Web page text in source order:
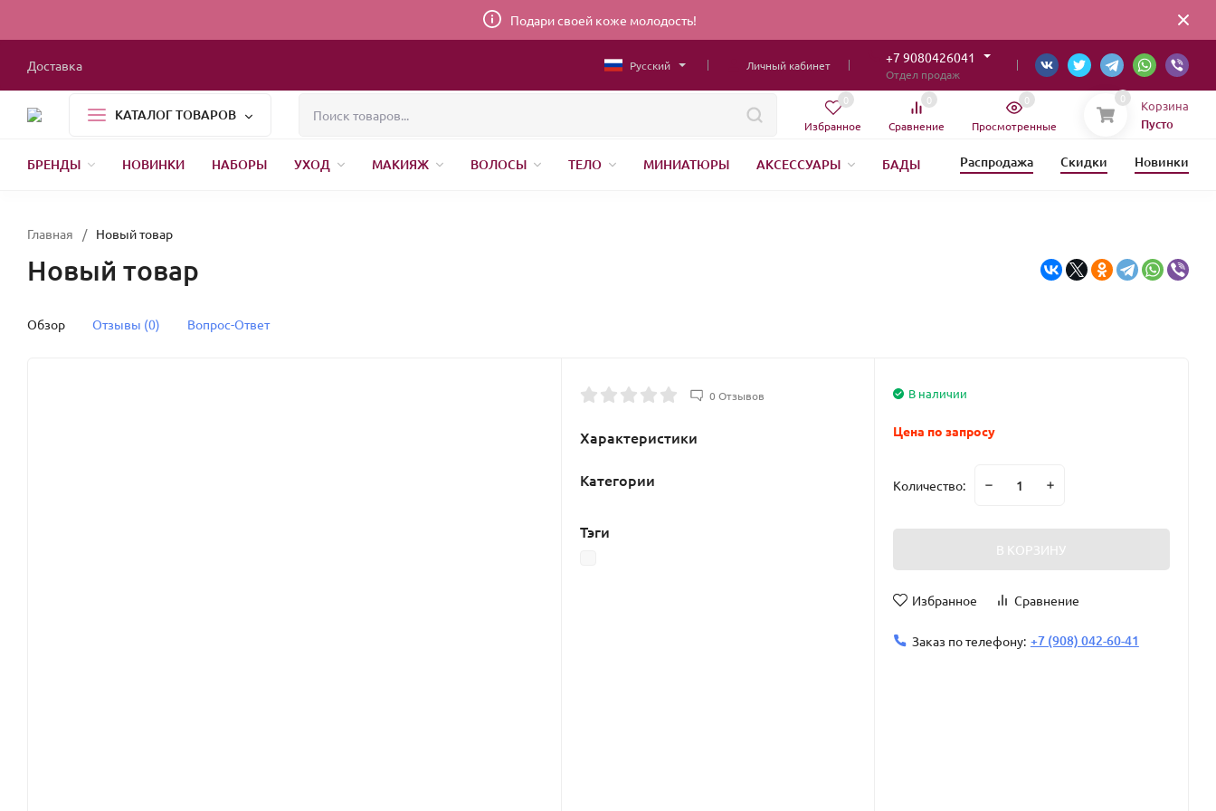
Подари своей коже молодость!
Доставка Русский Личный кабинет +7 9080426041
Отдел продаж
КАТАЛОГ ТОВАРОВ
Избранное
0
Сравнение
0
Просмотренные
0 0 Корзина
Пусто
БРЕНДЫ НОВИНКИ НАБОРЫ УХОД МАКИЯЖ ВОЛОСЫ ТЕЛО МИНИАТЮРЫ АКСЕССУАРЫ
БАДЫ
Распродажа Скидки Новинки
Главная / Новый товар
Новый товар
Обзор Отзывы (0) Вопрос-Ответ
0 Отзывов
Характеристики
Категории
Тэги
В наличии
Цена по запросу
Количество:
В КОРЗИНУ
Избранное Сравнение
Заказ по телефону: +7 (908) 042-60-41